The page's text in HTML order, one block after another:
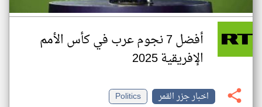
أفضل 7 نجوم عرب في كأس الأمم
الإفريقية 2025
اخبار جزر القمر
Politics